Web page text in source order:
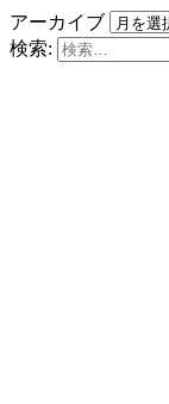
アーカイブ
検索: